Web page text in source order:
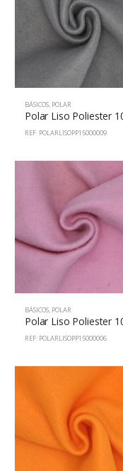
BÁSICOS, POLAR
REF: POLARLISOPP15000009
BÁSICOS, POLAR
REF: POLARLISOPP15000006